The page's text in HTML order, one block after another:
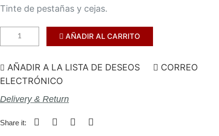
Tinte de pestañas y cejas.
AÑADIR AL CARRITO
AÑADIR A LA LISTA DE DESEOS
CORREO
ELECTRÓNICO
Delivery & Return
Share it: